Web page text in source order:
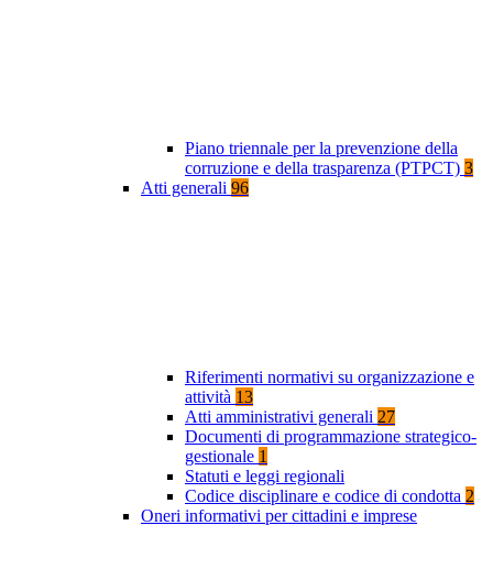
Piano triennale per la prevenzione della
corruzione e della trasparenza (PTPCT) 3
Atti generali 96
Riferimenti normativi su organizzazione e
attività 13
Atti amministrativi generali 27
Documenti di programmazione strategico-
gestionale 1
Statuti e leggi regionali
Codice disciplinare e codice di condotta 2
Oneri informativi per cittadini e imprese